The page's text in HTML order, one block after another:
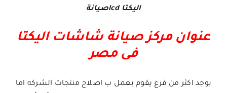
اليكتا lcdصيانة
عنوان مركز صيانة شاشات اليكتا
فى مصر
يوجد اكثر من فرع يقوم بعمل ب اصلاح منتجات الشركه اما